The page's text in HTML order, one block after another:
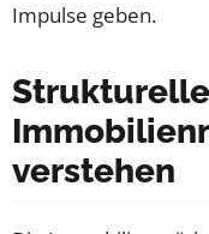
Impulse geben.
verstehen